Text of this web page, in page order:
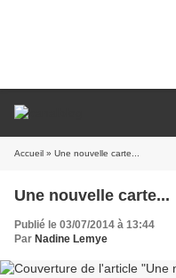
Accueil » Une nouvelle carte...
Une nouvelle carte...
Publié le 03/07/2014 à 13:44
Par Nadine Lemye